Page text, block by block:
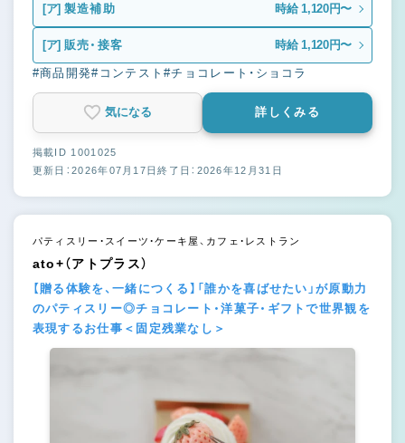
[ア] 製造補助 時給 1,120円〜
[ア] 販売・接客 時給 1,120円〜
#商品開発#コンテスト#チョコレート・ショコラ
気になる 詳しくみる
掲載ID 1001025
更新日：2026年07月17日終了日：2026年12月31日
パティスリー・スイーツ・ケーキ屋、カフェ・レストラン
ato+（アトプラス）
【贈る体験を、一緒につくる】「誰かを喜ばせたい」が原動力
のパティスリー◎チョコレート・洋菓子・ギフトで世界観を
表現するお仕事＜固定残業なし＞